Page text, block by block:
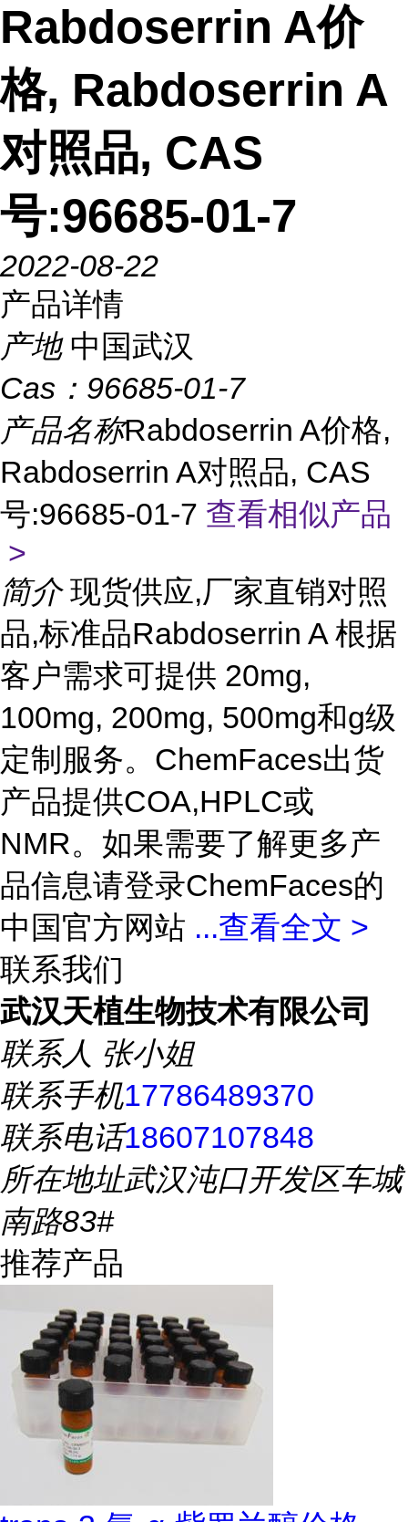
Rabdoserrin A价
格, Rabdoserrin A
对照品, CAS
号:96685-01-7
2022-08-22
产品详情
产地 中国武汉
Cas： 96685-01-7
产品名称Rabdoserrin A价格,
Rabdoserrin A对照品, CAS
号:96685-01-7 查看相似产品
>
简介 现货供应,厂家直销对照
品,标准品Rabdoserrin A 根据
客户需求可提供 20mg,
100mg, 200mg, 500mg和g级
定制服务。ChemFaces出货
产品提供COA,HPLC或
NMR。如果需要了解更多产
品信息请登录ChemFaces的
中国官方网站 ...查看全文 >
联系我们
武汉天植生物技术有限公司
联系人 张小姐
联系手机17786489370
联系电话18607107848
所在地址武汉沌口开发区车城
南路83#
推荐产品